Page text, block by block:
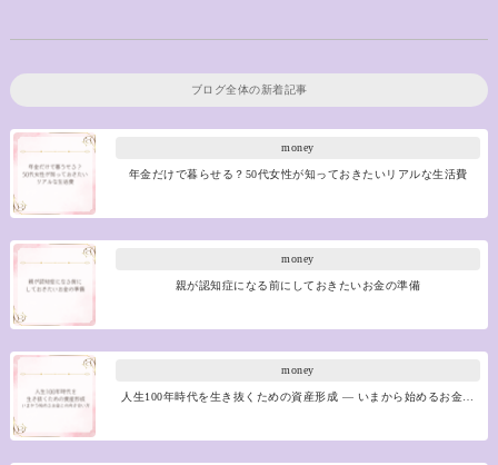
ブログ全体の新着記事
money
年金だけで暮らせる？50代女性が知っておきたいリアルな生活費
money
親が認知症になる前にしておきたいお金の準備
money
人生100年時代を生き抜くための資産形成 ― いまから始めるお金…